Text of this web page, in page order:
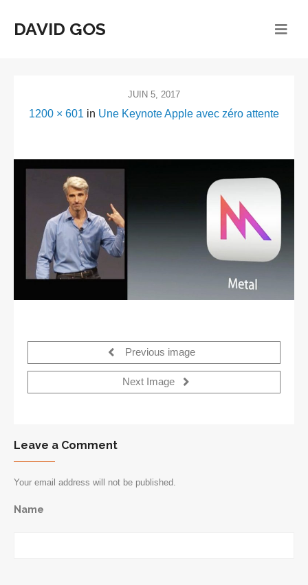
DAVID GOS
JUIN 5, 2017
1200 × 601 in Une Keynote Apple avec zéro attente
Previous image
Next Image
Leave a Comment
Your email address will not be published.
Name